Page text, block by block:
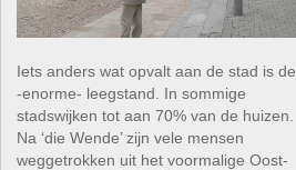
Iets anders wat opvalt aan de stad is de
-enorme- leegstand. In sommige
stadswijken tot aan 70% van de huizen.
Na ‘die Wende’ zijn vele mensen
weggetrokken uit het voormalige Oost-